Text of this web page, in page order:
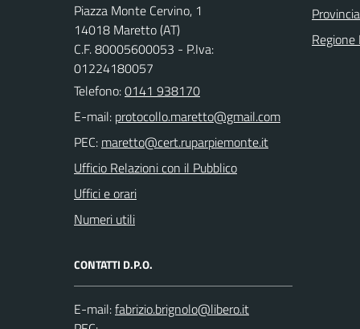
Piazza Monte Cervino, 1
14018 Maretto (AT)
C.F. 80005600053 - P.Iva:
01224180057
Telefono:0141 938170
E-mail:
PEC:
Ufficio Relazioni con il Pubblico
Uffici e orari
Numeri utili
CONTATTI D.P.O.
E-mail: